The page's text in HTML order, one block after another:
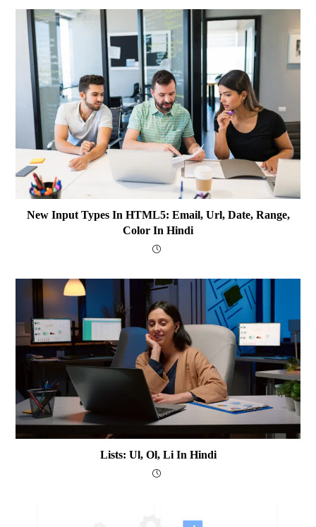
New Input Types In HTML5: Email, Url, Date, Range,
Color In Hindi
Lists: Ul, Ol, Li In Hindi